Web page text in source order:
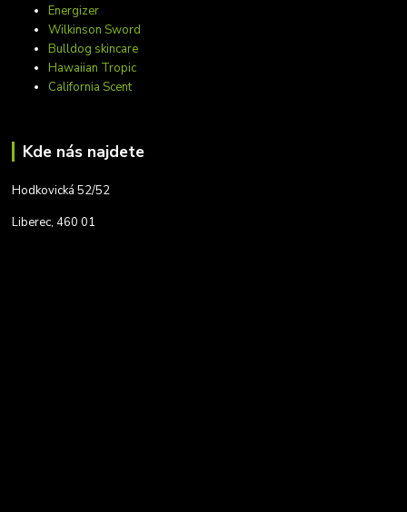
Energizer
Wilkinson Sword
Bulldog skincare
Hawaiian Tropic
California Scent
Kde nás najdete
Hodkovická 52/52
Liberec, 460 01